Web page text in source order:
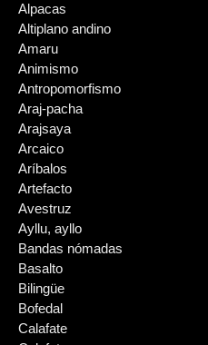
Alpacas
Altiplano andino
Amaru
Animismo
Antropomorfismo
Araj-pacha
Arajsaya
Arcaico
Aríbalos
Artefacto
Avestruz
Ayllu, ayllo
Bandas nómadas
Basalto
Bilingüe
Bofedal
Calafate